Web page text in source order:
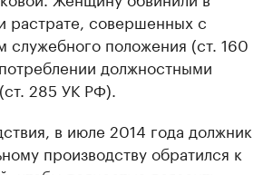
растрате, совершенных с
служебного положения (ст. 160
должностными
285 УК РФ).
в июле 2014 года должник
производству обратился к